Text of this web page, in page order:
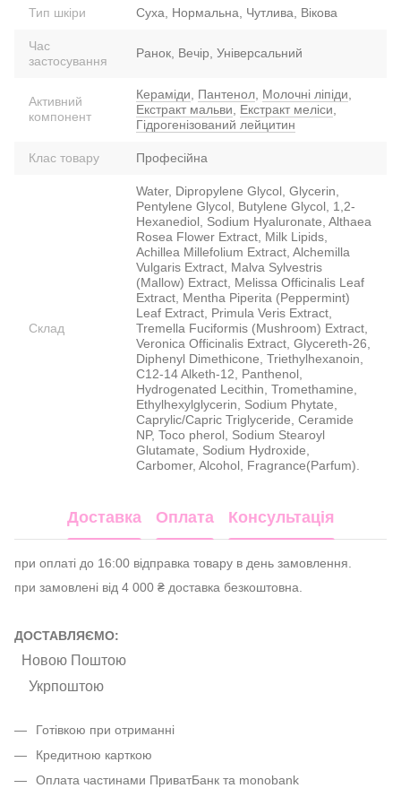
Тип шкіри Суха, Нормальна, Чутлива, Вікова
Час
застосування
Ранок, Вечір, Універсальний
Активний
компонент
Кераміди Пантенол Молочні ліпіди
Екстракт мальви
Екстракт меліси
Гідрогенізований лейцитин
Клас товару Професійна
Склад
Water, Dipropylene Glycol, Glycerin,
Pentylene Glycol, Butylene Glycol, 1,2-
Hexanediol, Sodium Hyaluronate, Althaea
Rosea Flower Extract, Milk Lipids,
Achillea Millefolium Extract, Alchemilla
Vulgaris Extract, Malva Sylvestris
(Mallow) Extract, Melissa Officinalis Leaf
Extract, Mentha Piperita (Peppermint)
Leaf Extract, Primula Veris Extract,
Tremella Fuciformis (Mushroom) Extract,
Veronica Officinalis Extract, Glycereth-26,
Diphenyl Dimethicone, Triethylhexanoin,
C12-14 Alketh-12, Panthenol,
Hydrogenated Lecithin, Tromethamine,
Ethylhexylglycerin, Sodium Phytate,
Caprylic/Capric Triglyceride, Ceramide
NP, Toco pherol, Sodium Stearoyl
Glutamate, Sodium Hydroxide,
Carbomer, Alcohol, Fragrance(Parfum).
Доставка Оплата Консультація
при оплаті до 16:00 відправка товару в день замовлення.
при замовлені від 4 000 ₴ доставка безкоштовна.
ДОСТАВЛЯЄМО:
Новою Поштою
Укрпоштою
Готівкою при отриманні
Кредитною карткою
Оплата частинами ПриватБанк та monobank